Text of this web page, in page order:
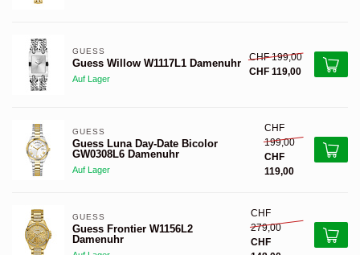
GUESS
Guess Willow W1117L1 Damenuhr
Auf Lager
CHF 199,00
CHF 119,00
GUESS
Guess Luna Day-Date Bicolor
GW0308L6 Damenuhr
Auf Lager
CHF
199,00
CHF
119,00
GUESS
Guess Frontier W1156L2
Damenuhr
CHF
279,00
CHF